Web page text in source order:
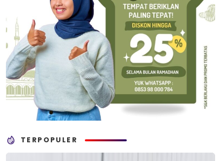
TERPOPULER